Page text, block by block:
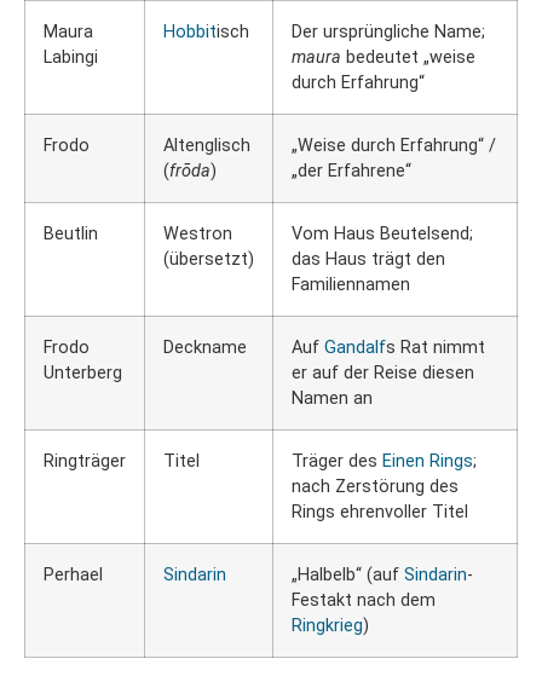
Maura
Labingi
Hobbitisch
Der ursprüngliche Name;
maura bedeutet „weise
durch Erfahrung“
Frodo
Altenglisch
(frōda)
„Weise durch Erfahrung“ /
„der Erfahrene“
Beutlin
Westron
(übersetzt)
Vom Haus Beutelsend;
das Haus trägt den
Familiennamen
Frodo
Unterberg
Deckname Auf Gandalfs Rat nimmt
er auf der Reise diesen
Namen an
Ringträger Titel Träger des Einen Rings;
nach Zerstörung des
Rings ehrenvoller Titel
Perhael Sindarin „Halbelb“ (auf Sindarin-
Festakt nach dem
Ringkrieg)